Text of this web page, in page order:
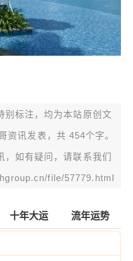
别标注，均为本站原创文
资讯 发表，共 454个字。
，如有疑问，请联系我们
file/57779.html
十年大运 流年运势